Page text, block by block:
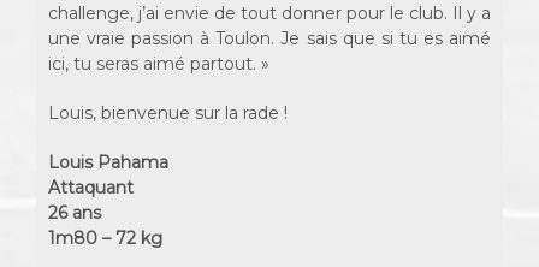
challenge, j’ai envie de tout donner pour le club. Il y a
une vraie passion à Toulon. Je sais que si tu es aimé
ici, tu seras aimé partout. »
Louis, bienvenue sur la rade !
Louis Pahama
Attaquant
26 ans
1m80 – 72 kg